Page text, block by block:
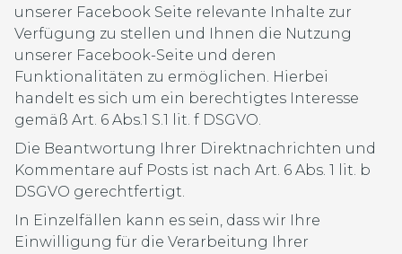
unserer Facebook Seite relevante Inhalte zur
Verfügung zu stellen und Ihnen die Nutzung
unserer Facebook-Seite und deren
Funktionalitäten zu ermöglichen. Hierbei
handelt es sich um ein berechtigtes Interesse
gemäß Art. 6 Abs.1 S.1 lit. f DSGVO.
Die Beantwortung Ihrer Direktnachrichten und
Kommentare auf Posts ist nach Art. 6 Abs. 1 lit. b
DSGVO gerechtfertigt.
In Einzelfällen kann es sein, dass wir Ihre
Einwilligung für die Verarbeitung Ihrer